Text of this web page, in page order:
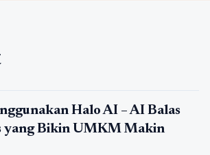
Halo AI – AI Balas
yang Bikin UMKM Makin